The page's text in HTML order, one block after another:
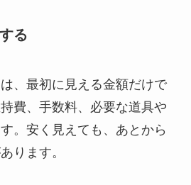
る
、最初に見える金額だけで
費、手数料、必要な道具や
。安く見えても、あとから
ります。